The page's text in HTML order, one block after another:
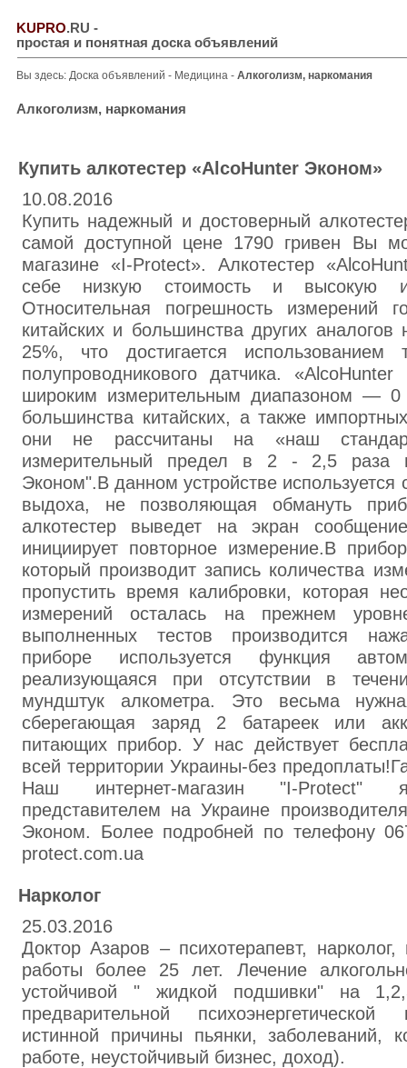
KUPRO.RU -
простая и понятная доска объявлений
Вы здесь: Доска объявлений - Медицина - Алкоголизм, наркомания
Алкоголизм, наркомания
Купить алкотестер «AlcoHunter Эконом»
10.08.2016
Купить надежный и достоверный
самой доступной цене 1790 гривен Вы
магазине «I-Protect». Алкотестер
себе низкую стоимость и высокую
Относительная погрешность
китайских и большинства других
25%, что достигается использованием
полупроводникового датчика. «AlcoHunter
широким измерительным диапазоном —
большинства китайских, а также
они не рассчитаны на «наш
измерительный предел в 2 - 2,5 раза
Эконом".В данном устройстве используется
выдоха, не позволяющая обмануть
алкотестер выведет на экран
инициирует повторное измерение.В
который производит запись количества
пропустить время калибровки, которая
измерений осталась на прежнем
выполненных тестов производится
приборе используется функция
реализующаяся при отсутствии в
мундштук алкометра. Это весьма
сберегающая заряд 2 батареек или
питающих прибор. У нас действует
всей территории Украины-без
Наш интернет-магазин "I-Protect"
представителем на Украине
Эконом. Более подробней по телефону
protect.com.ua
Нарколог
25.03.2016
Доктор Азаров – психотерапевт,
работы более 25 лет. Лечение
устойчивой " жидкой подшивки" на
предварительной психоэнергетической
истинной причины пьянки, заболеваний,
работе, неустойчивый бизнес, доход).